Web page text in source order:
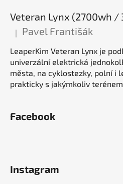
Hodnocení produktu je 5 z 5
| Pavel Františák
LeaperKim Veteran Lynx je
univerzální elektrická
města, na cyklostezky, polní i
prakticky s jakýmkoliv
Facebook
Instagram